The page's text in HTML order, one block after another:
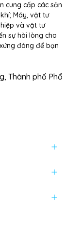
cung cấp các sản
Máy, vật tư
và vật tư
sự hài lòng cho
đáng để bạn
Thành phố Phổ